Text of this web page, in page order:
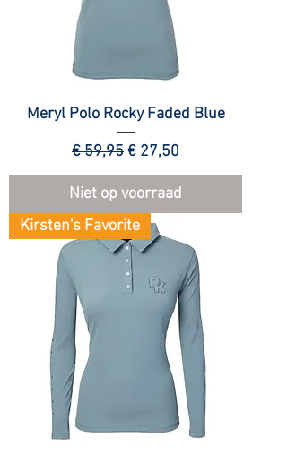
Meryl Polo Rocky Faded Blue
Normale prijs
€ 59,95Verkoopprijs
€ 27,50
Niet op voorraad
Kirsten's Favorite